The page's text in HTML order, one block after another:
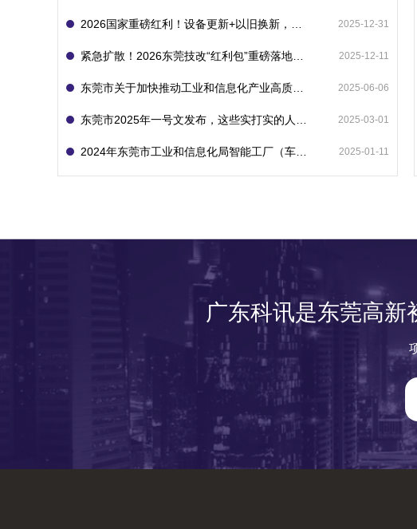
2025-12-31
2025-12-11
2025-06-06
2025-03-01
2025-01-11
广东科讯是东莞高新